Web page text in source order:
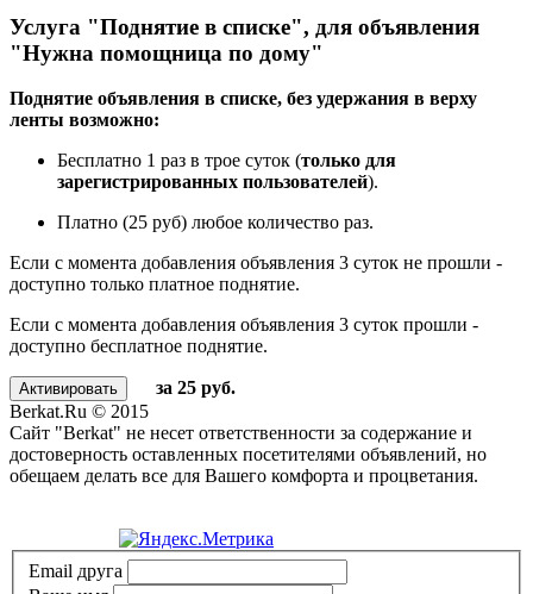
Услуга "Поднятие в списке", для объявления
"Нужна помощница по дому"
Поднятие объявления в списке, без удержания в верху
ленты возможно:
Бесплатно 1 раз в трое суток (только для
зарегистрированных пользователей).
Платно (25 руб) любое количество раз.
Если с момента добавления объявления 3 суток не прошли -
доступно только платное поднятие.
Если с момента добавления объявления 3 суток прошли -
доступно бесплатное поднятие.
за 25 руб.
Berkat.Ru © 2015
Сайт "Berkat" не несет ответственности за содержание и
достоверность оставленных посетителями объявлений, но
обещаем делать все для Вашего комфорта и процветания.
Email друга